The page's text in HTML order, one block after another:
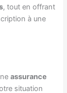
, tout en offrant
à une
assurance
situation